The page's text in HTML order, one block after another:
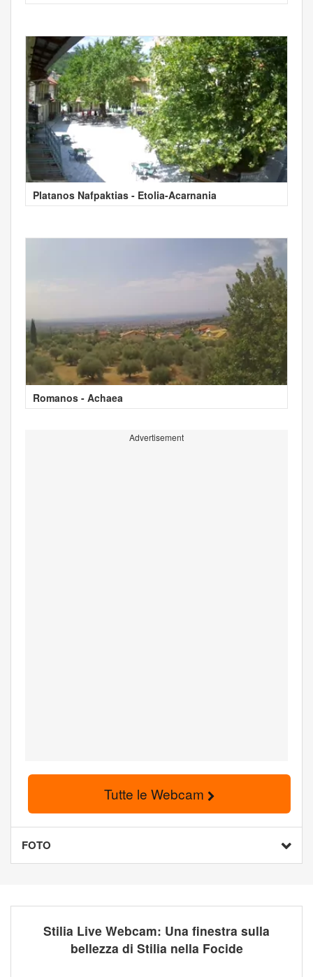
Platanos Nafpaktias - Etolia-Acarnania
Romanos - Achaea
Advertisement
Tutte le Webcam
FOTO
Stilia Live Webcam: Una finestra sulla
bellezza di Stilia nella Focide